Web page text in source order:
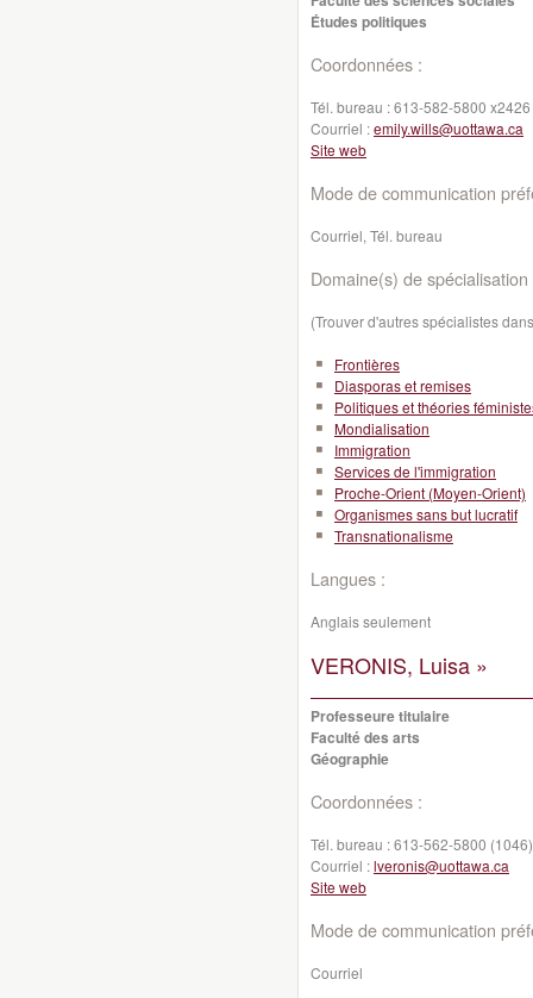
Études politiques
Coordonnées :
Tél. bureau :613-582-5800 x2426
Courriel :emily.wills@uottawa.ca
Site web
Mode de communication
Courriel, Tél. bureau
Domaine(s) de spécialisation
(Trouver d'autres spécialistes
Frontières
Diasporas et remises
Politiques et théories
Mondialisation
Immigration
Services de l'immigration
Proche-Orient (Moyen-Orient)
Organismes sans but lucratif
Transnationalisme
Langues :
Anglais seulement
VERONIS, Luisa »
Professeure titulaire
Faculté des arts
Géographie
Coordonnées :
Tél. bureau :613-562-5800 (1046)
Courriel :lveronis@uottawa.ca
Site web
Mode de communication
Courriel